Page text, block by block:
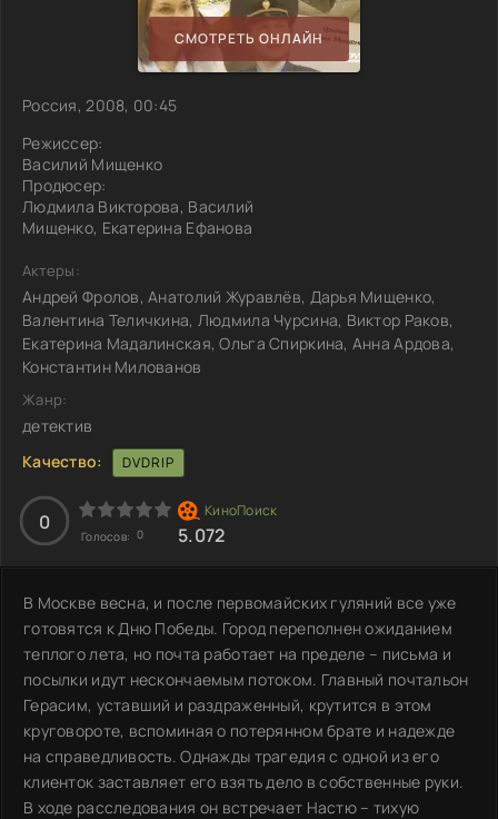
СМОТРЕТЬ ОНЛАЙН
Россия, 2008, 00:45
Режиссер:
Василий Мищенко
Продюсер:
Людмила Викторова, Василий
Мищенко, Екатерина Ефанова
Актеры:
Андрей Фролов, Анатолий Журавлёв, Дарья Мищенко,
Валентина Теличкина, Людмила Чурсина, Виктор Раков,
Екатерина Мадалинская, Ольга Спиркина, Анна Ардова,
Константин Милованов
Жанр:
детектив
Качество:
DVDRIP
0
Голосов: 0 5.072
В Москве весна, и после первомайских гуляний все уже
готовятся к Дню Победы. Город переполнен ожиданием
теплого лета, но почта работает на пределе – письма и
посылки идут нескончаемым потоком. Главный почтальон
Герасим, уставший и раздраженный, крутится в этом
круговороте, вспоминая о потерянном брате и надежде
на справедливость. Однажды трагедия с одной из его
клиенток заставляет его взять дело в собственные руки.
В ходе расследования он встречает Настю – тихую